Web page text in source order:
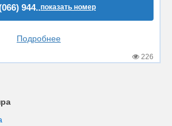
944..показать номер
Подробнее
226